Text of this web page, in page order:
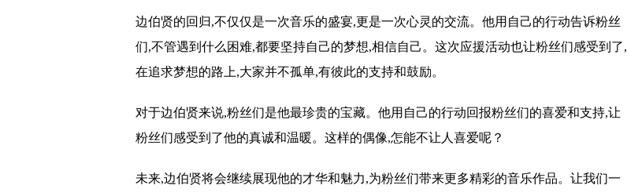
边伯贤的回归,不仅仅是一次音乐的盛宴,更是一次心灵的交流。他用自己的行动告诉粉丝
们,不管遇到什么困难,都要坚持自己的梦想,相信自己。这次应援活动也让粉丝们感受到了,
在追求梦想的路上,大家并不孤单,有彼此的支持和鼓励。
对于边伯贤来说,粉丝们是他最珍贵的宝藏。他用自己的行动回报粉丝们的喜爱和支持,让
粉丝们感受到了他的真诚和温暖。这样的偶像,怎能不让人喜爱呢？
未来,边伯贤将会继续展现他的才华和魅力,为粉丝们带来更多精彩的音乐作品。让我们一